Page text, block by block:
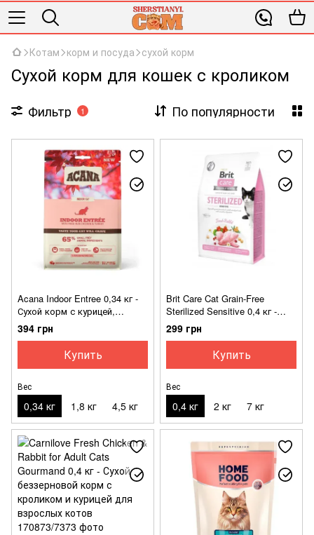
Котам корм и посуда сухой корм
Сухой корм для кошек с кроликом
Фильтр 1 По популярности
Acana Indoor Entree 0,34 кг -
Сухой корм с курицей,
кроликом и селёдкой для
котов
394 грн
Купить
Вес
0,34 кг 1,8 кг 4,5 кг
Brit Care Cat Grain-Free
Sterilized Sensitive 0,4 кг -
Сухой беззерновой корм с
кроликом для взрослых
стерилизованных кошек с
чувствительной
299 грн
Купить
Вес
0,4 кг 2 кг 7 кг